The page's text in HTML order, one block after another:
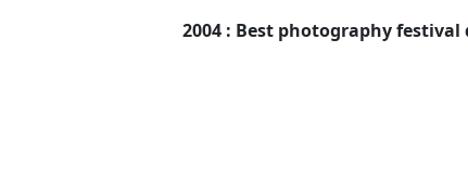
2004 : Best photography